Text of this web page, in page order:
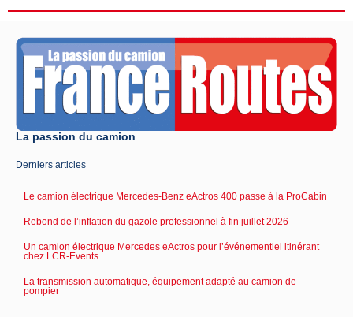
La passion du camion
Derniers articles
Le camion électrique Mercedes-Benz eActros 400 passe à la ProCabin
Rebond de l’inflation du gazole professionnel à fin juillet 2026
Un camion électrique Mercedes eActros pour l’événementiel itinérant
chez LCR-Events
La transmission automatique, équipement adapté au camion de
pompier